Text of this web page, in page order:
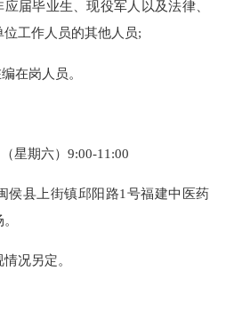
届毕业生、现役军人以及法律、
工作人员的其他人员;
在岗人员。
星期六）9:00-11:00
侯县上街镇邱阳路1号福建中医药
况另定。